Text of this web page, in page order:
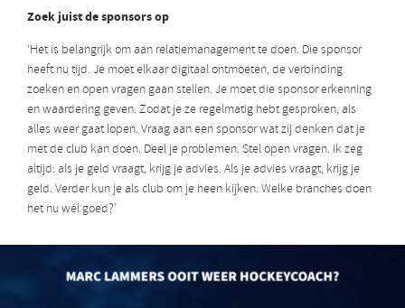
Zoek juist de sponsors op
‘Het is belangrijk om aan relatiemanagement te doen. Die sponsor
heeft nu tijd. Je moet elkaar digitaal ontmoeten, de verbinding
zoeken en open vragen gaan stellen. Je moet die sponsor erkenning
en waardering geven. Zodat je ze regelmatig hebt gesproken, als
alles weer gaat lopen. Vraag aan een sponsor wat zij denken dat je
met de club kan doen. Deel je problemen. Stel open vragen. Ik zeg
altijd: als je geld vraagt, krijg je advies. Als je advies vraagt, krijg je
geld. Verder kun je als club om je heen kijken. Welke branches doen
het nu wél goed?’